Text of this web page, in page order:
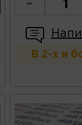
-
В 2-х и